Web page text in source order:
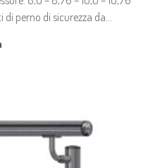
di perno di sicurezza da